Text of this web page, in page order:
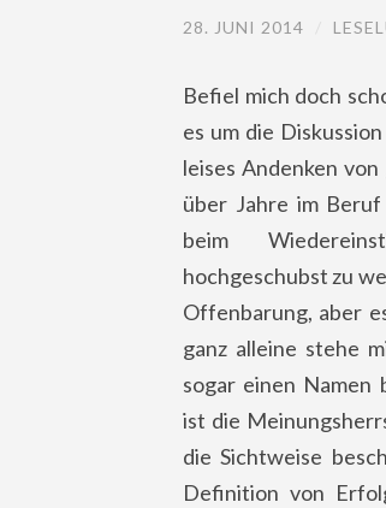
28. JUNI 2014
Befiel mich doch
es um die
leises Andenken
über Jahre im
beim
hochgeschubst zu
Offenbarung, aber
ganz alleine stehe
sogar einen Namen
ist die
die Sichtweise
Definition von